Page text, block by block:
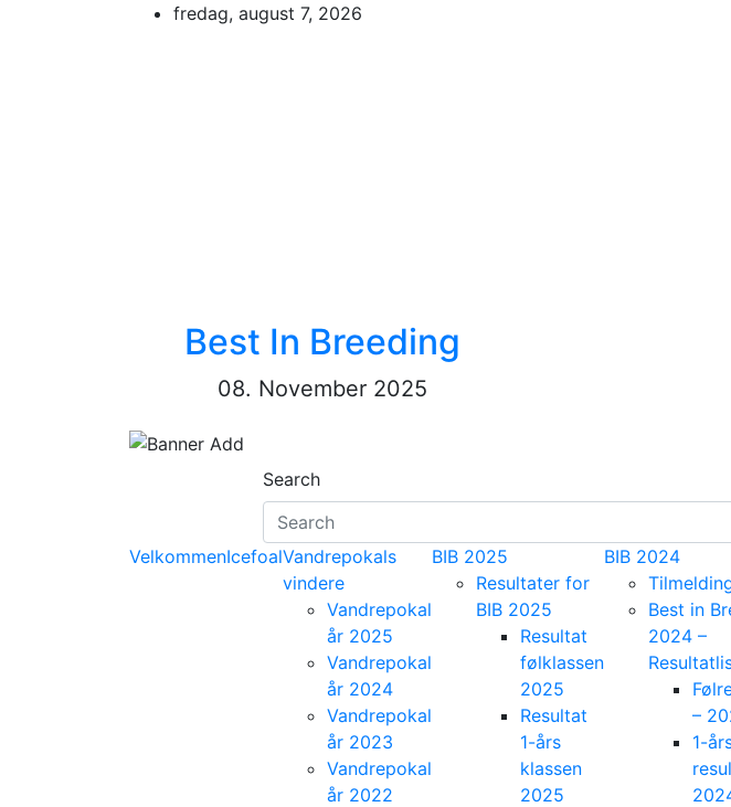
fredag, august 7, 2026
Best In Breeding
08. November 2025
Search
VelkommenIcefoalVandrepokals
vindere
Vandrepokal
år 2025
Vandrepokal
år 2024
Vandrepokal
år 2023
Vandrepokal
år 2022
BIB 2025
Resultater for
BIB 2025
Resultat
følklassen
2025
Resultat
1-års
klassen
2025
BIB 2024
Best in
2024 –
–
1-